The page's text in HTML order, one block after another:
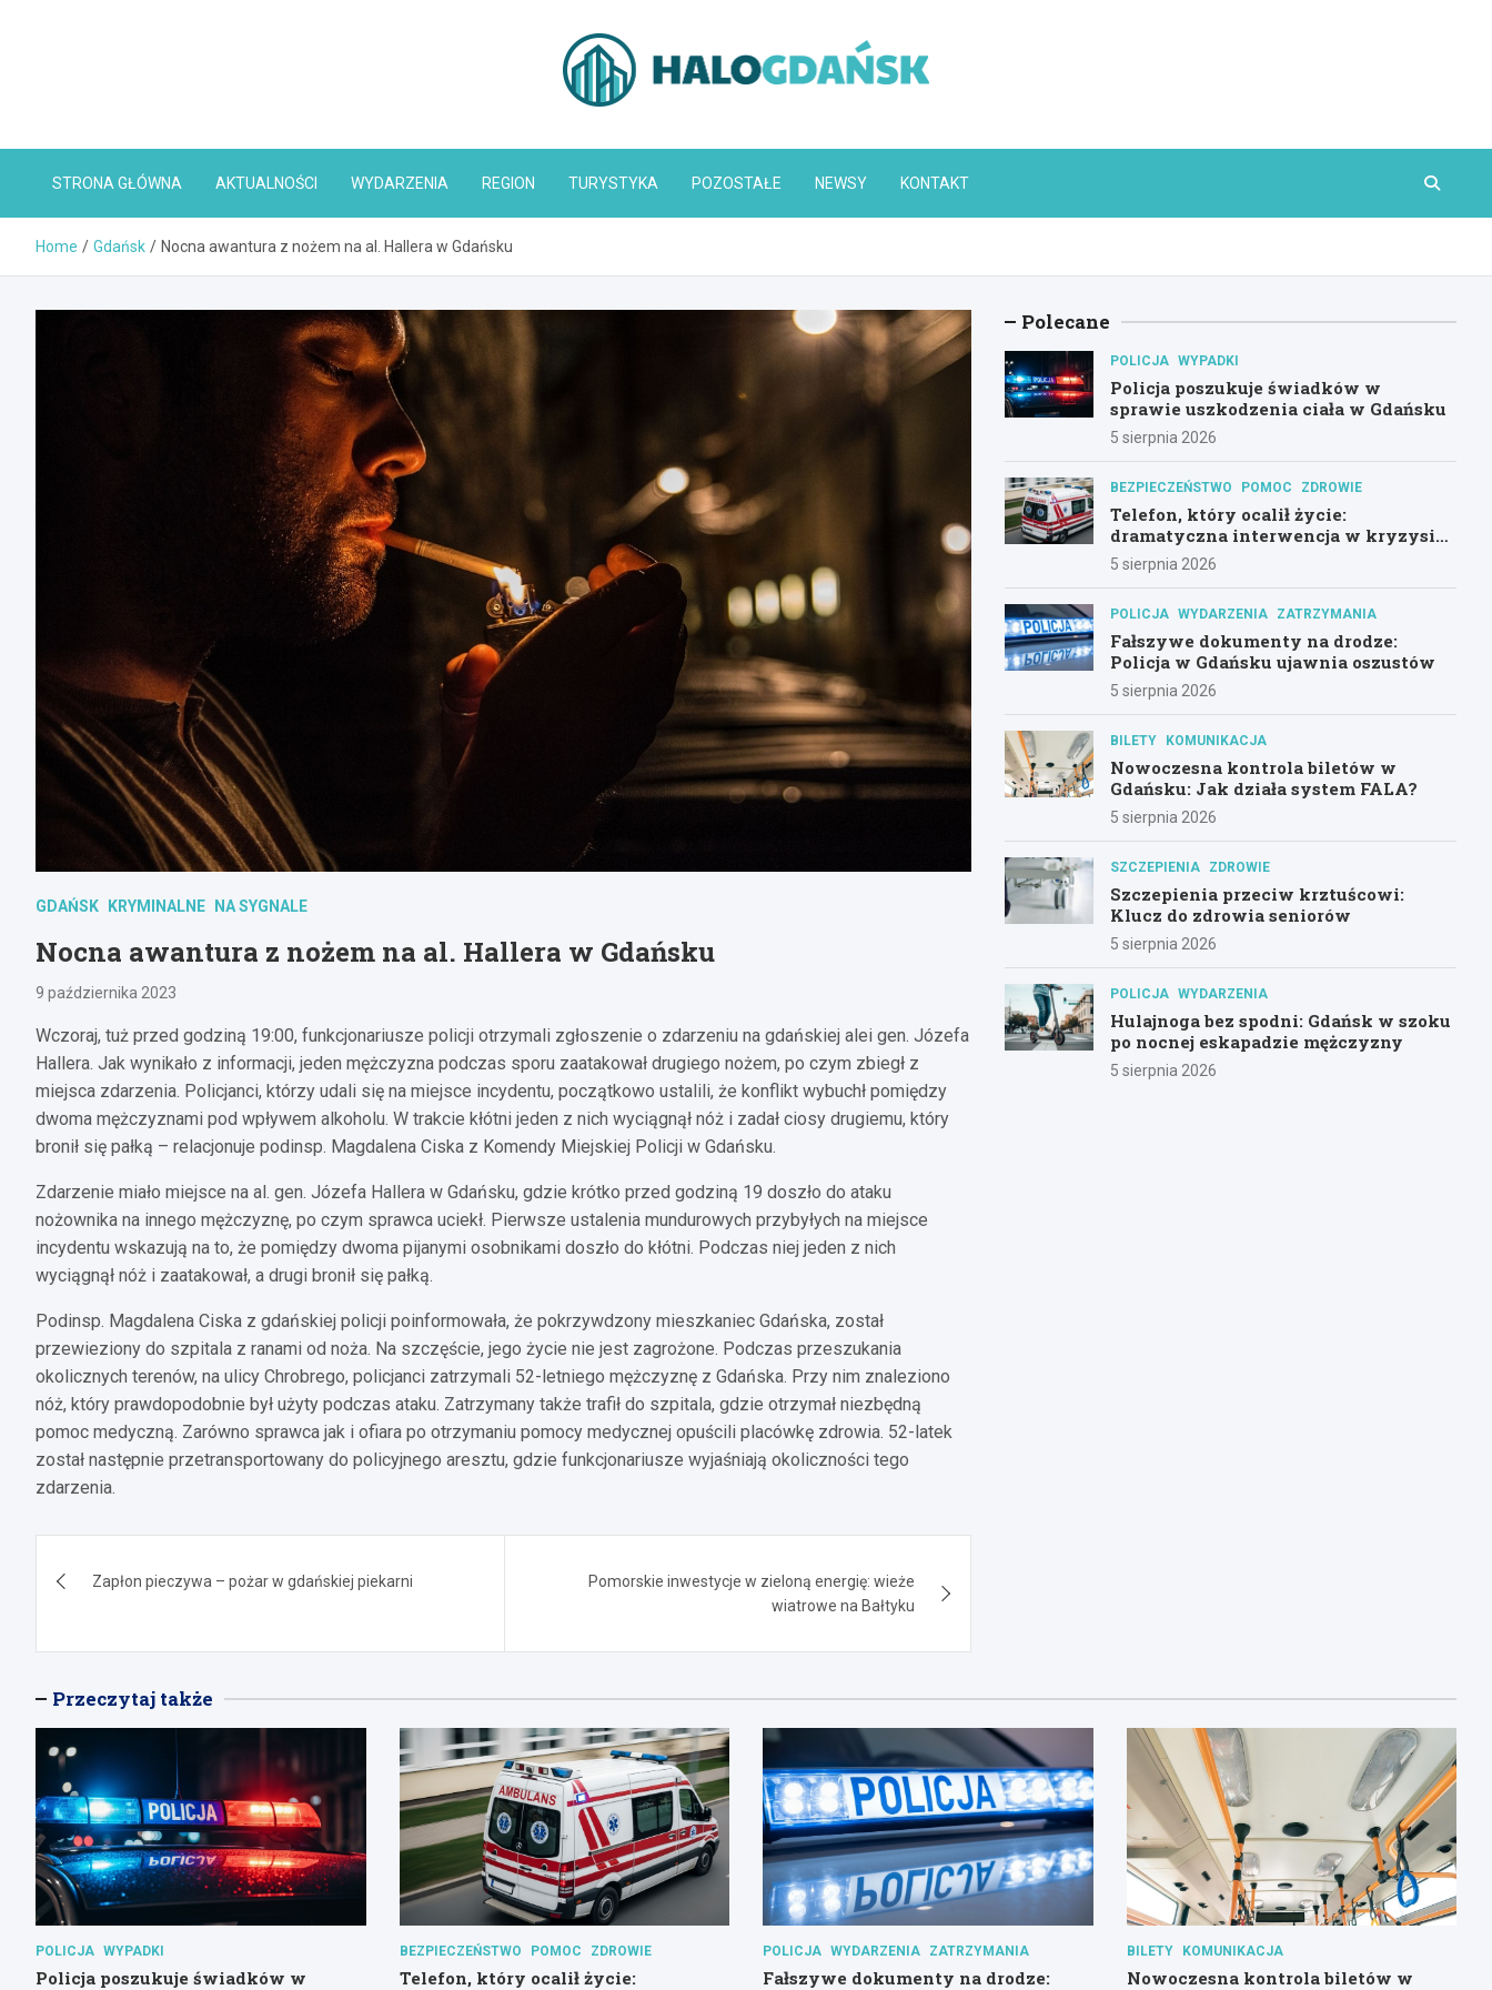
HaloGdańsk.pl
STRONA GŁÓWNA AKTUALNOŚCI WYDARZENIA REGION TURYSTYKA POZOSTAŁE NEWSY KONTAKT
Home Gdańsk Nocna awantura z nożem na al. Hallera w Gdańsku
GDAŃSK KRYMINALNE NA SYGNALE
Nocna awantura z nożem na al. Hallera w Gdańsku
9 października 2023
Wczoraj, tuż przed godziną 19:00, funkcjonariusze policji otrzymali zgłoszenie o zdarzeniu na gdańskiej alei gen. Józefa
Hallera. Jak wynikało z informacji, jeden mężczyzna podczas sporu zaatakował drugiego nożem, po czym zbiegł z
miejsca zdarzenia. Policjanci, którzy udali się na miejsce incydentu, początkowo ustalili, że konflikt wybuchł pomiędzy
dwoma mężczyznami pod wpływem alkoholu. W trakcie kłótni jeden z nich wyciągnął nóż i zadał ciosy drugiemu, który
bronił się pałką – relacjonuje podinsp. Magdalena Ciska z Komendy Miejskiej Policji w Gdańsku.
Zdarzenie miało miejsce na al. gen. Józefa Hallera w Gdańsku, gdzie krótko przed godziną 19 doszło do ataku
nożownika na innego mężczyznę, po czym sprawca uciekł. Pierwsze ustalenia mundurowych przybyłych na miejsce
incydentu wskazują na to, że pomiędzy dwoma pijanymi osobnikami doszło do kłótni. Podczas niej jeden z nich
wyciągnął nóż i zaatakował, a drugi bronił się pałką.
Podinsp. Magdalena Ciska z gdańskiej policji poinformowała, że pokrzywdzony mieszkaniec Gdańska, został
przewieziony do szpitala z ranami od noża. Na szczęście, jego życie nie jest zagrożone. Podczas przeszukania
okolicznych terenów, na ulicy Chrobrego, policjanci zatrzymali 52-letniego mężczyznę z Gdańska. Przy nim znaleziono
nóż, który prawdopodobnie był użyty podczas ataku. Zatrzymany także trafił do szpitala, gdzie otrzymał niezbędną
pomoc medyczną. Zarówno sprawca jak i ofiara po otrzymaniu pomocy medycznej opuścili placówkę zdrowia. 52-latek
został następnie przetransportowany do policyjnego aresztu, gdzie funkcjonariusze wyjaśniają okoliczności tego
zdarzenia.
wpisu
Zapłon pieczywa – pożar w gdańskiej piekarni
Pomorskie inwestycje w zieloną energię: wieże
wiatrowe na Bałtyku
Polecane
POLICJA WYPADKI
Policja poszukuje świadków w
sprawie uszkodzenia ciała w Gdańsku
5 sierpnia 2026
BEZPIECZEŃSTWO POMOC ZDROWIE
Telefon, który ocalił życie:
dramatyczna interwencja w kryzysie
psychicznym
5 sierpnia 2026
POLICJA WYDARZENIA ZATRZYMANIA
Fałszywe dokumenty na drodze:
Policja w Gdańsku ujawnia oszustów
5 sierpnia 2026
BILETY KOMUNIKACJA
Nowoczesna kontrola biletów w
Gdańsku: Jak działa system FALA?
5 sierpnia 2026
SZCZEPIENIA ZDROWIE
Szczepienia przeciw krztuścowi:
Klucz do zdrowia seniorów
5 sierpnia 2026
POLICJA WYDARZENIA
Hulajnoga bez spodni: Gdańsk w szoku
po nocnej eskapadzie mężczyzny
5 sierpnia 2026
Przeczytaj także
POLICJA WYPADKI
Policja poszukuje świadków w
BEZPIECZEŃSTWO POMOC ZDROWIE
Telefon, który ocalił życie:
POLICJA WYDARZENIA ZATRZYMANIA
Fałszywe dokumenty na drodze:
BILETY KOMUNIKACJA
Nowoczesna kontrola biletów w